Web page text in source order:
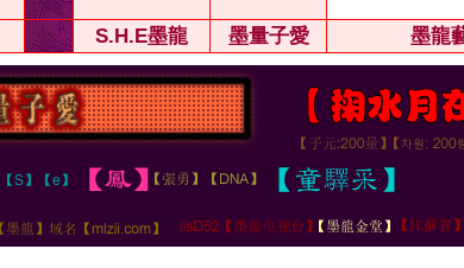
S.H.E墨龍 墨量子愛 墨龍